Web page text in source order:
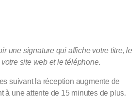
une signature qui affiche votre titre, le
site web et le téléphone.
suivant la réception augmente de
à une attente de 15 minutes de plus.